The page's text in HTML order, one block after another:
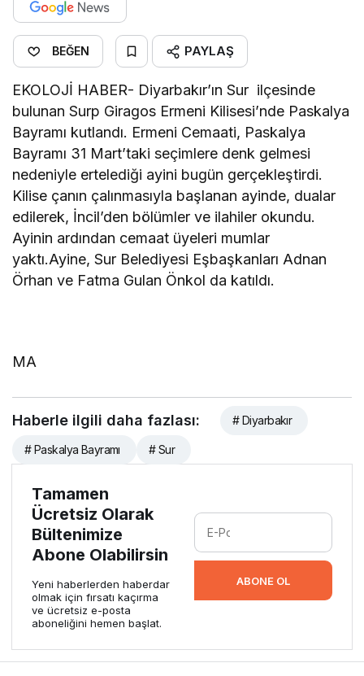
BEĞEN PAYLAŞ
EKOLOJİ HABER- Diyarbakır’ın Sur ilçesinde
bulunan Surp Giragos Ermeni Kilisesi’nde Paskalya
Bayramı kutlandı. Ermeni Cemaati, Paskalya
Bayramı 31 Mart’taki seçimlere denk gelmesi
nedeniyle ertelediği ayini bugün gerçekleştirdi.
Kilise çanın çalınmasıyla başlanan ayinde, dualar
edilerek, İncil’den bölümler ve ilahiler okundu.
Ayinin ardından cemaat üyeleri mumlar
yaktı.Ayine, Sur Belediyesi Eşbaşkanları Adnan
Örhan ve Fatma Gulan Önkol da katıldı.
MA
Haberle ilgili daha fazlası: # Diyarbakır
# Paskalya Bayramı # Sur
Tamamen
Ücretsiz Olarak
Bültenimize
Abone Olabilirsin
Yeni haberlerden haberdar
olmak için fırsatı kaçırma
ve ücretsiz e-posta
aboneliğini hemen başlat.
ABONE OL